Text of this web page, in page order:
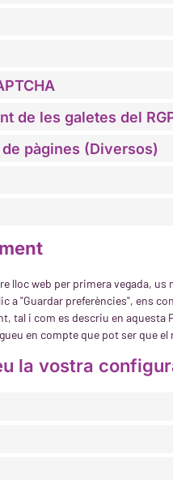
de les galetes del
pàgines (Diversos)
lloc web per primera vegada,
a "Guardar preferències", ens
tal i com es descriu en
en compte que pot ser que
la vostra